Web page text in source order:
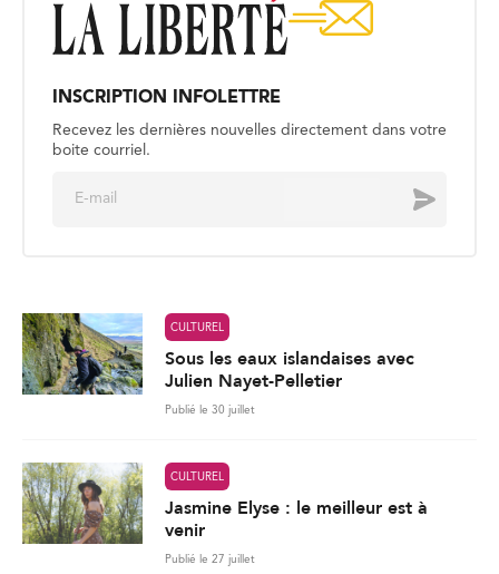
INSCRIPTION INFOLETTRE
Recevez les dernières nouvelles directement dans votre
boite courriel.
Envoyer
CULTUREL
Sous les eaux islandaises avec
Julien Nayet-Pelletier
Publié le 30 juillet
CULTUREL
Jasmine Elyse : le meilleur est à
venir
Publié le 27 juillet